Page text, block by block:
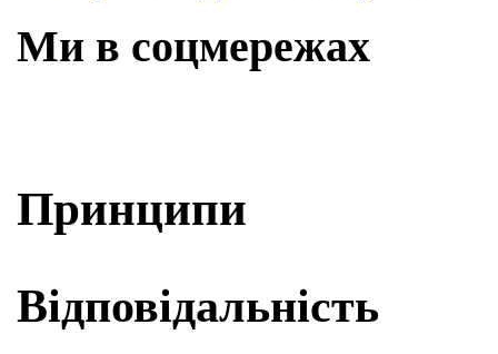
Ми в соцмережах
Skip
content
Принципи
Відповідальність